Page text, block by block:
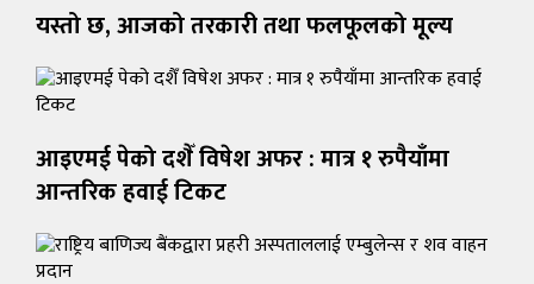
यस्तो छ, आजको तरकारी तथा फलफूलको मूल्य
आइएमई पेको दशैँ विषेश अफर : मात्र १ रुपैयाँमा
आन्तरिक हवाई टिकट